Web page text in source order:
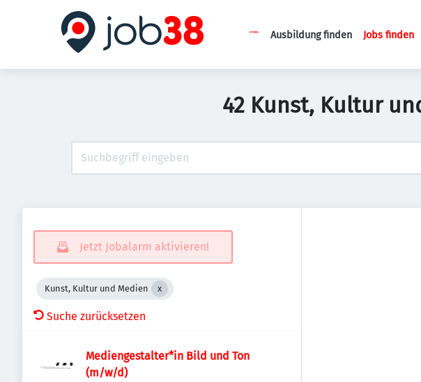
Ausbildung finden Jobs finden
42 Kunst, Kultur
Jetzt Jobalarm aktivieren!
Kunst, Kultur und Medien
Suche zurücksetzen
Mediengestalter*in Bild und Ton
(m/w/d)